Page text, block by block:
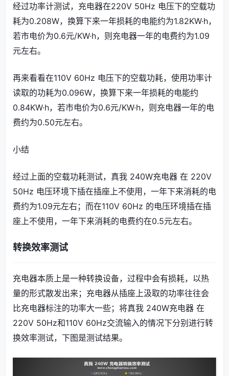
经过功率计测试，充电器在220V 50Hz 电压下的空载功
耗为0.208W，换算下来一年损耗的电能约为1.82KW·h，
若市电价为0.6元/KW·h，则充电器一年的电费约为1.09
元左右。
再来看看在110V 60Hz 电压下的空载功耗，使用功率计
读取的功耗为0.096W，换算下来一年损耗的电能约
0.84KW·h，若市电价为0.6元/KW·h，则充电器一年的电
费约为0.50元左右。
小结
经过上面的空载功耗测试，真我 240W充电器 在 220V
50Hz 电压环境下插在插座上不使用，一年下来消耗的电
费约为1.09元左右；而在110V 60Hz 的电压环境插在插
座上不使用，一年下来消耗的电费约在0.5元左右。
转换效率测试
充电器本质上是一种转换设备，过程中会有损耗，以热
量的形式散发出来；充电器从插座上汲取的功率往往会
比充电器标注的功率大一些；将真我 240W充电器 在
220V 50Hz和110V 60Hz交流输入的情况下分别进行转
换效率测试，下图是测试结果。